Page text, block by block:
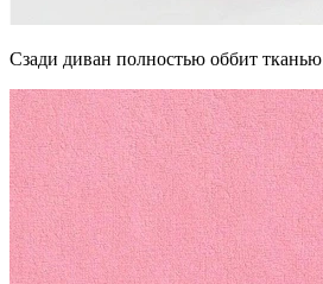
Сзади диван полностью оббит тканью